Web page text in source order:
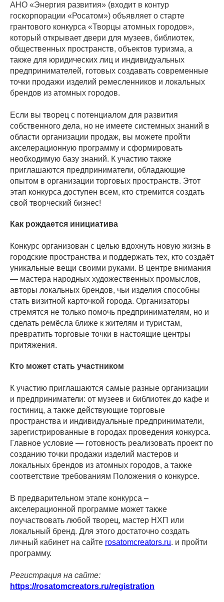
АНО «Энергия развития» (входит в контур
госкорпорации «Росатом») объявляет о старте
грантового конкурса «Творцы атомных городов»,
который открывает двери для музеев, библиотек,
общественных пространств, объектов туризма, а
также для юридических лиц и индивидуальных
предпринимателей, готовых создавать современные
точки продажи изделий ремесленников и локальных
брендов из атомных городов.
Если вы творец с потенциалом для развития
собственного дела, но не имеете системных знаний в
области организации продаж, вы можете пройти
акселерационную программу и сформировать
необходимую базу знаний. К участию также
приглашаются предприниматели, обладающие
опытом в организации торговых пространств. Этот
этап конкурса доступен всем, кто стремится создать
свой творческий бизнес!
Как рождается инициатива
Конкурс организован с целью вдохнуть новую жизнь в
городские пространства и поддержать тех, кто создаёт
уникальные вещи своими руками. В центре внимания
— мастера народных художественных промыслов,
авторы локальных брендов, чьи изделия способны
стать визитной карточкой города. Организаторы
стремятся не только помочь предпринимателям, но и
сделать ремёсла ближе к жителям и туристам,
превратить торговые точки в настоящие центры
притяжения.
Кто может стать участником
К участию приглашаются самые разные организации
и предприниматели: от музеев и библиотек до кафе и
гостиниц, а также действующие торговые
пространства и индивидуальные предприниматели,
зарегистрированные в городах проведения конкурса.
Главное условие — готовность реализовать проект по
созданию точки продажи изделий мастеров и
локальных брендов из атомных городов, а также
соответствие требованиям Положения о конкурсе.
В предварительном этапе конкурса –
акселерационной программе может также
поучаствовать любой творец, мастер НХП или
локальный бренд. Для этого достаточно создать
личный кабинет на сайте rosatomcreators.ru. и пройти
программу.
Регистрация на сайте:
https://rosatomcreators.ru/registration